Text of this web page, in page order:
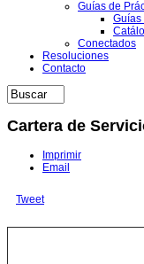
Guías de
Guías
Conectados
Resoluciones
Contacto
Cartera de
Imprimir
Email
Tweet